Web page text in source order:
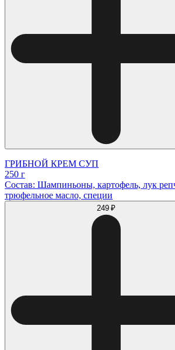
ГРИБНОЙ КРЕМ СУП
250 г
Состав: Шампиньоны, картофель, лук
трюфельное масло, специи
249 ₽